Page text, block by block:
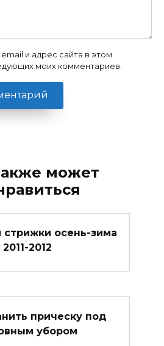
и адрес сайта в этом
моих комментариев.
может
стрижки осень-зима
2011-2012
прическу под
убором